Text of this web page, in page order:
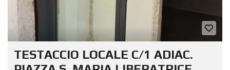
TESTACCIO LOCALE C/1 ADIAC.